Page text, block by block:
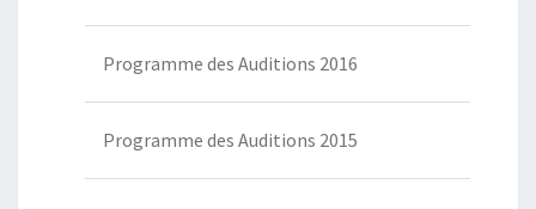
Programme des Auditions 2016
Programme des Auditions 2015